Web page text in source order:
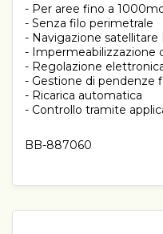
- Per aree fino a
- Senza filo perimetrale
- Navigazione satellitare
- Impermeabilizzazione
- Regolazione
- Gestione di pendenze
- Ricarica automatica
- Controllo tramite
BB-887060